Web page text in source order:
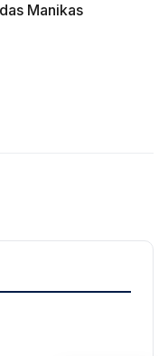
Manikas